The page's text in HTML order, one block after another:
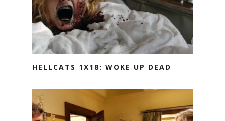
HELLCATS 1X18: WOKE UP DEAD